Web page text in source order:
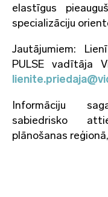
elastīgus
specializāciju
Jautājumiem:
PULSE vadītāja
Informāciju
sabiedrisko
plānošanas reģionā,